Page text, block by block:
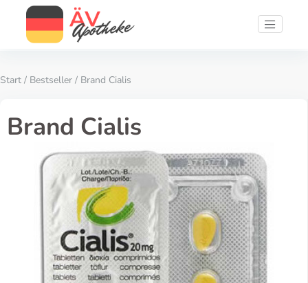
Start / Bestseller / Brand Cialis
Brand Cialis